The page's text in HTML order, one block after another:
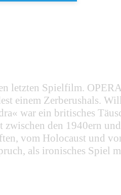
letzten Spielfilm.
einem Zerberushals.
war ein britisches
zwischen den 1940ern
vom Holocaust und
als ironisches Spiel